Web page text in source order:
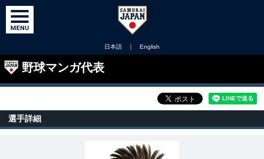
日本語 ｜ English
野球マンガ代表
選手詳細